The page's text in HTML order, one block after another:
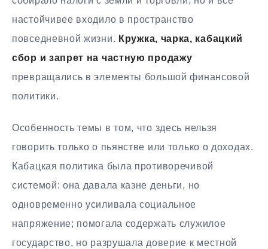
настойчивее входило в пространство
повседневной жизни. Кружка, чарка, кабацкий
сбор и запрет на частную продажу
превращались в элементы большой финансовой
политики.
Особенность темы в том, что здесь нельзя
говорить только о пьянстве или только о доходах.
Кабацкая политика была противоречивой
системой: она давала казне деньги, но
одновременно усиливала социальное
напряжение; помогала содержать служилое
государство, но разрушала доверие к местной